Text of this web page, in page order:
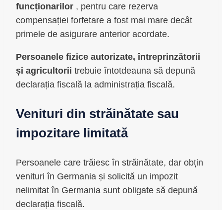
funcționarilor , pentru care rezerva
compensației forfetare a fost mai mare decât
primele de asigurare anterior acordate.
Persoanele fizice autorizate, întreprinzătorii
și agricultorii trebuie întotdeauna să depună
declarația fiscală la administrația fiscală.
Venituri din străinătate sau
impozitare limitată
Persoanele care trăiesc în străinătate, dar obțin
venituri în Germania și solicită un impozit
nelimitat în Germania sunt obligate să depună
declarația fiscală.